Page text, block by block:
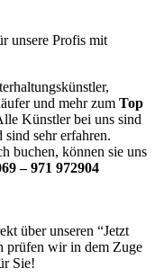
unsere Profis mit
und mehr zum Top
Künstler bei uns sind
sehr erfahren.
buchen, können sie uns
– 971 972904
über unseren “Jetzt
prüfen wir in dem Zuge
Sie!